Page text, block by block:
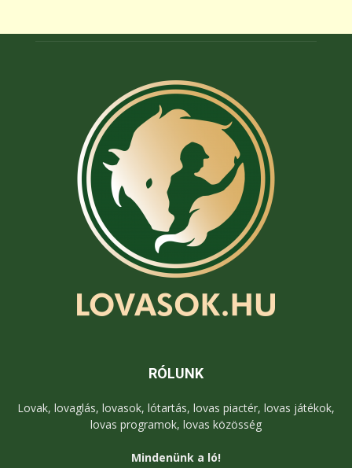
RÓLUNK
Lovak, lovaglás, lovasok, lótartás, lovas piactér, lovas játékok,
lovas programok, lovas közösség
Mindenünk a ló!